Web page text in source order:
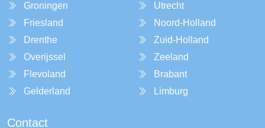
Groningen
Friesland
Drenthe
Overijssel
Flevoland
Gelderland
Utrecht
Noord-Holland
Zuid-Holland
Zeeland
Brabant
Limburg
Contact